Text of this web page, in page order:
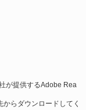
が提供するAdobe Rea
らダウンロードしてく